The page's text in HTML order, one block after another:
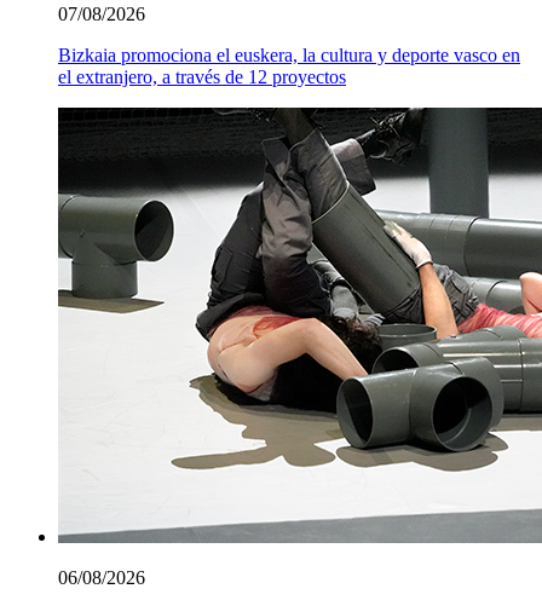
07/08/2026
Bizkaia promociona el euskera, la cultura y deporte vasco en
el extranjero, a través de 12 proyectos
06/08/2026